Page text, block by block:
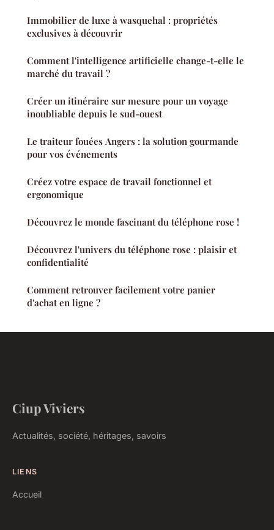
Immobilier de luxe à wasquehal : propriétés
exclusives à découvrir
Comment l'intelligence artificielle change-t-elle le
marché du travail ?
Créer un itinéraire sur mesure pour un voyage
inoubliable depuis le sud-ouest
Le traiteur fouées Angers : la solution gourmande
pour vos événements
Créez votre espace de travail fonctionnel et
ergonomique
Découvrez le monde fascinant du téléphone rose !
Découvrez l'univers du téléphone rose : plaisir et
confidentialité
Comment retrouver facilement votre panier
d'achat en ligne ?
Ciup Viviers
Actualités, société, héritages, savoirs
LIENS
Accueil